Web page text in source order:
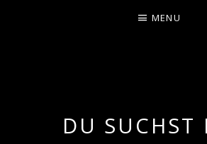
MENU
DU SUCHST